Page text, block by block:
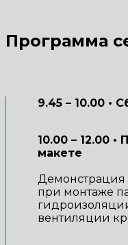
Программа
9.45 – 10.00 •
10.00 – 12.00 •
макете
при монтаже
вентиляции